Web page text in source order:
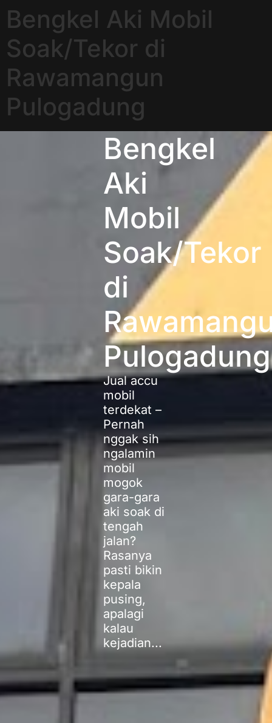
Bengkel Aki Mobil
Soak/Tekor di
Rawamangun
Pulogadung
Bengkel
Aki
Mobil
Soak/Tekor
di
Pulogadung
Jual accu
mobil
terdekat –
Pernah
nggak sih
ngalamin
mobil
mogok
gara-gara
aki soak di
tengah
jalan?
Rasanya
pasti bikin
kepala
pusing,
apalagi
kalau
kejadian...